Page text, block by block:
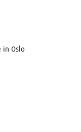
in Oslo